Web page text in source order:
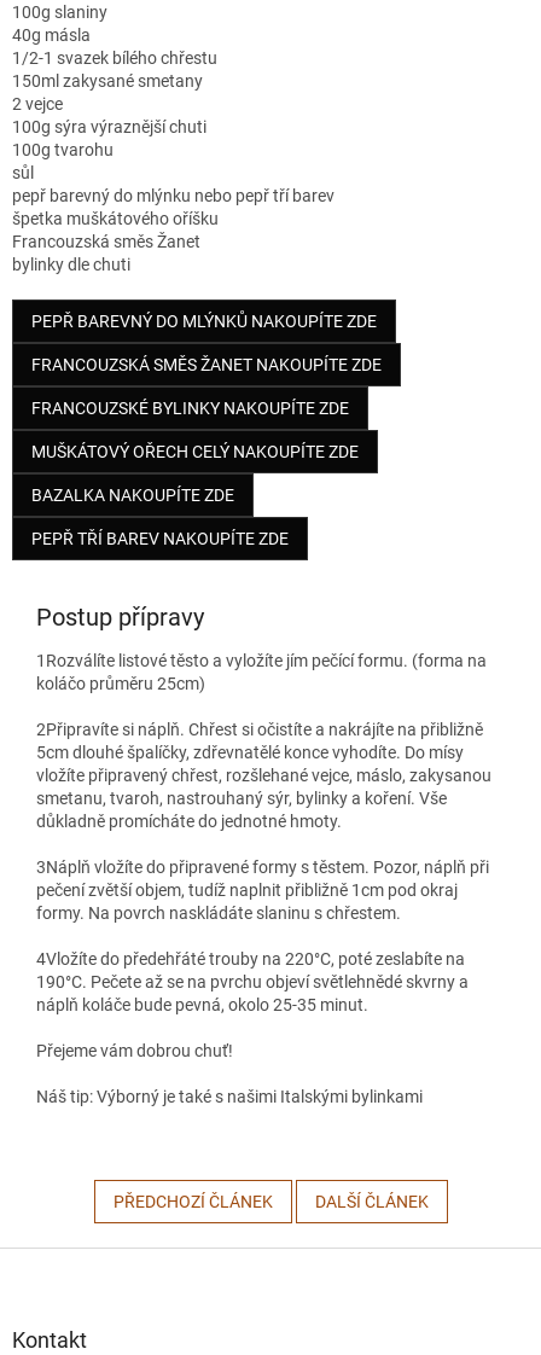
100g slaniny
40g másla
1/2-1 svazek bílého chřestu
150ml zakysané smetany
2 vejce
100g sýra výraznější chuti
100g tvarohu
sůl
pepř barevný do mlýnku nebo pepř tří barev
špetka muškátového oříšku
Francouzská směs Žanet
bylinky dle chuti
PEPŘ BAREVNÝ DO MLÝNKŮ NAKOUPÍTE ZDE
FRANCOUZSKÁ SMĚS ŽANET NAKOUPÍTE ZDE
FRANCOUZSKÉ BYLINKY NAKOUPÍTE ZDE
MUŠKÁTOVÝ OŘECH CELÝ NAKOUPÍTE ZDE
BAZALKA NAKOUPÍTE ZDE
PEPŘ TŘÍ BAREV NAKOUPÍTE ZDE
Postup přípravy
1 Rozválíte listové těsto a vyložíte jím pečící formu. (forma na
koláčo průměru 25cm)
2Připravíte si náplň. Chřest si očistíte a nakrájíte na přibližně
5cm dlouhé špalíčky, zdřevnatělé konce vyhodíte. Do mísy
vložíte připravený chřest, rozšlehané vejce, máslo, zakysanou
smetanu, tvaroh, nastrouhaný sýr, bylinky a koření. Vše
důkladně promícháte do jednotné hmoty.
3Náplň vložíte do připravené formy s těstem. Pozor, náplň při
pečení zvětší objem, tudíž naplnit přibližně 1cm pod okraj
formy. Na povrch naskládáte slaninu s chřestem.
4Vložíte do předehřáté trouby na 220°C, poté zeslabíte na
190°C. Pečete až se na pvrchu objeví světlehnědé skvrny a
náplň koláče bude pevná, okolo 25-35 minut.
Přejeme vám dobrou chuť!
Náš tip: Výborný je také s našimi Italskými bylinkami
PŘEDCHOZÍ ČLÁNEK DALŠÍ ČLÁNEK
Kontakt